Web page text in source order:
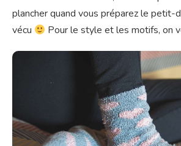
plancher quand vous préparez le petit-
vécu
Pour le style et les motifs, on